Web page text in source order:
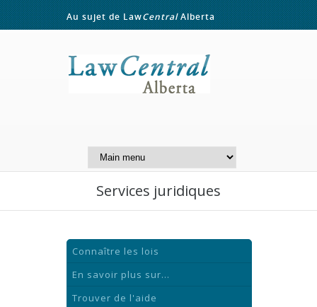
Au sujet de LawCentralAlberta
Services juridiques
Connaître les lois
En savoir plus sur...
Trouver de l'aide